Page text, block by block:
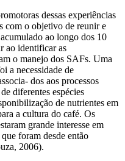
dessas experiências
com o objetivo de reunir e
ao longo dos 10
ao identificar as
o manejo dos SAFs. Uma
a necessidade de
dos aos processos
diferentes espécies
de nutrientes em
a cultura do café. Os
grande interesse em
foram desde então
2006).